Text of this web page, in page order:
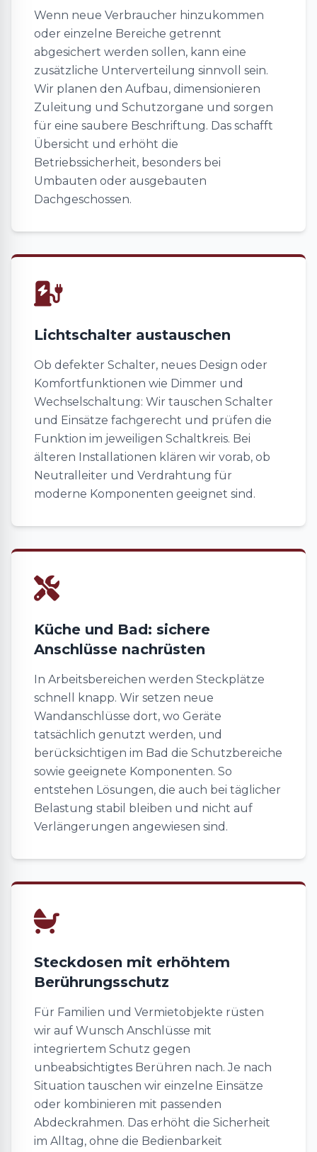
Wenn neue Verbraucher hinzukommen
oder einzelne Bereiche getrennt
abgesichert werden sollen, kann eine
zusätzliche Unterverteilung sinnvoll sein.
Wir planen den Aufbau, dimensionieren
Zuleitung und Schutzorgane und sorgen
für eine saubere Beschriftung. Das schafft
Übersicht und erhöht die
Betriebssicherheit, besonders bei
Umbauten oder ausgebauten
Dachgeschossen.
Lichtschalter austauschen
Ob defekter Schalter, neues Design oder
Komfortfunktionen wie Dimmer und
Wechselschaltung: Wir tauschen Schalter
und Einsätze fachgerecht und prüfen die
Funktion im jeweiligen Schaltkreis. Bei
älteren Installationen klären wir vorab, ob
Neutralleiter und Verdrahtung für
moderne Komponenten geeignet sind.
Küche und Bad: sichere
Anschlüsse nachrüsten
In Arbeitsbereichen werden Steckplätze
schnell knapp. Wir setzen neue
Wandanschlüsse dort, wo Geräte
tatsächlich genutzt werden, und
berücksichtigen im Bad die Schutzbereiche
sowie geeignete Komponenten. So
entstehen Lösungen, die auch bei täglicher
Belastung stabil bleiben und nicht auf
Verlängerungen angewiesen sind.
Steckdosen mit erhöhtem
Berührungsschutz
Für Familien und Vermietobjekte rüsten
wir auf Wunsch Anschlüsse mit
integriertem Schutz gegen
unbeabsichtigtes Berühren nach. Je nach
Situation tauschen wir einzelne Einsätze
oder kombinieren mit passenden
Abdeckrahmen. Das erhöht die Sicherheit
im Alltag, ohne die Bedienbarkeit